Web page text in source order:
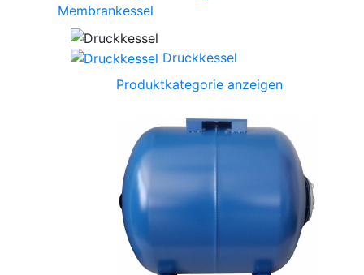
Membrankessel
Druckkessel
Produktkategorie anzeigen